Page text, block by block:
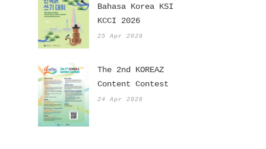
Bahasa Korea KSI
KCCI 2026
25 Apr 2026
The 2nd KOREAZ
Content Contest
24 Apr 2026